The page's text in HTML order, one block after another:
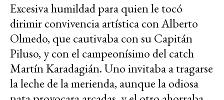
Excesiva humildad para quien le tocó
dirimir convivencia artística con Alberto
Olmedo, que cautivaba con su Capitán
Piluso, y con el campeonísimo del catch
Martín Karadagián. Uno invitaba a tragarse
la leche de la merienda, aunque la odiosa